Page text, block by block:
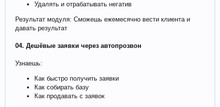
Удалять и отрабатывать негатив
Результат модуля: Сможешь ежемесячно вести клиента и
давать результат
04. Дешёвые заявки через автопрозвон
Узнаешь:
Как быстро получить заявки
Как собирать базу
Как продавать с заявок